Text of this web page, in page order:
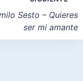
Sesto – Quieres
ser mi amante